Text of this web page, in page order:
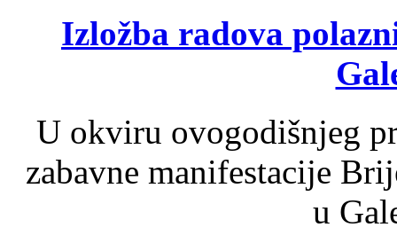
Izložba radova
U okviru ovogodišnjeg
zabavne manifestacije
u